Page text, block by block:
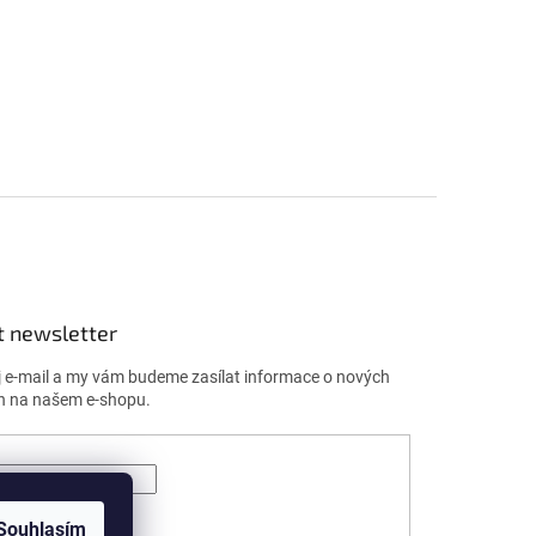
newsletter
e-mail a my vám budeme zasílat informace o nových
na našem e-shopu.